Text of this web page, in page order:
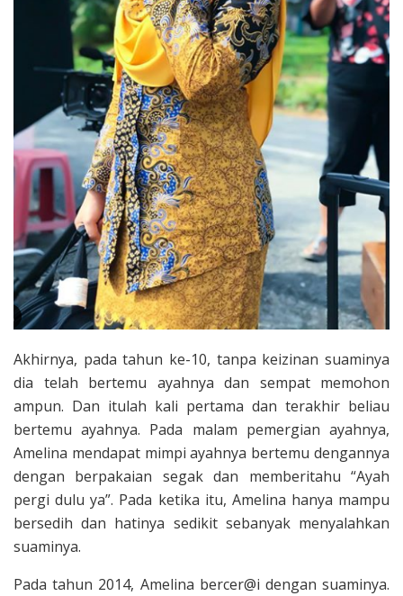
Akhirnya, pada tahun ke-10, tanpa keizinan suaminya
dia telah bertemu ayahnya dan sempat memohon
ampun. Dan itulah kali pertama dan terakhir beliau
bertemu ayahnya. Pada malam pemergian ayahnya,
Amelina mendapat mimpi ayahnya bertemu dengannya
dengan berpakaian segak dan memberitahu “Ayah
pergi dulu ya”. Pada ketika itu, Amelina hanya mampu
bersedih dan hatinya sedikit sebanyak menyalahkan
suaminya.
Pada tahun 2014, Amelina bercer@i dengan suaminya.